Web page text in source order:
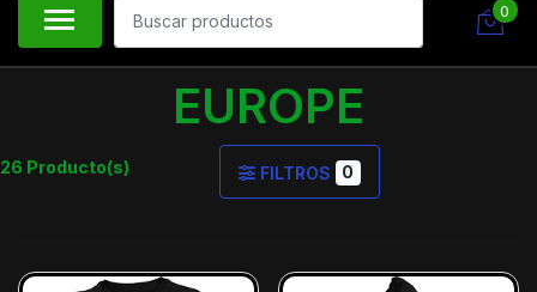
0
EUROPE
26 Producto(s) FILTROS 0